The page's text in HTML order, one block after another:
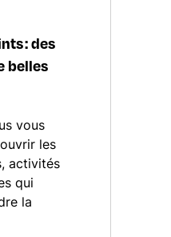
: des
belles
vous
les
activités
qui
la